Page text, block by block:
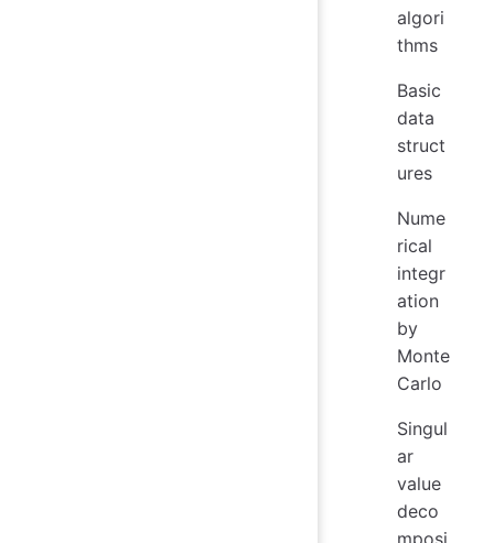
algori
thms
Basic
data
struct
ures
Nume
rical
integr
ation
by
Monte
Carlo
Singul
ar
value
deco